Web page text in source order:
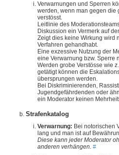
Verwarnungen und Sperren
werden, wenn man gegen die
verstösst.
Leitlinie des
Diskussion ein Vermerk auf
Zeigt dies keine Wirkung wird
Verfahren gehandhabt.
Eine exzessive Nutzung der
eine Verwarnung bzw. Sperre
Werden grobe Verstösse wie
getätigt können die
übersprungen werden.
Bei Diskriminierenden,
Jugendgefährdenden oder
ein Moderator keinen
Strafenkatalog
Verwarnung: Bei notorischen
lang und man ist auf
Diese kann jeder Moderator
anderen verhängen. #